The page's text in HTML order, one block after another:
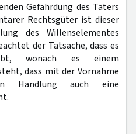
Gefährdung des Täters
Rechtsgüter ist dieser
des Willenselementes
der Tatsache, dass es
wonach es einem
dass mit der Vornahme
Handlung auch eine